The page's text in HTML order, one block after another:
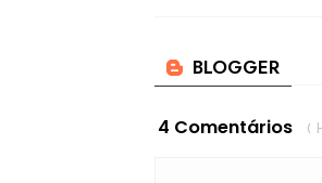
4 Comentários (